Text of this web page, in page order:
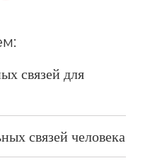
связей для
связей человека